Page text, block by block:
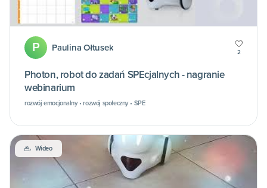
P Paulina Ołtusek 2
Photon, robot do zadań SPEcjalnych - nagranie
webinarium
rozwój emocjonalny • rozwój społeczny • SPE
Wideo